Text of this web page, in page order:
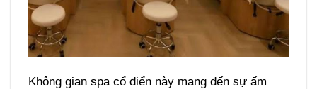
Không gian spa cổ điển này mang đến sự ấm